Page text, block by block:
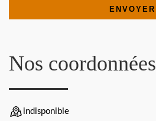
Nos coordonnées
indisponible